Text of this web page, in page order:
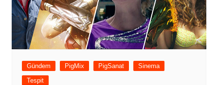
Gündem PigMix PigSanat
Sinema
Tespit